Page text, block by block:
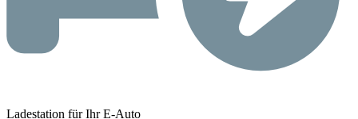
Ladestation für Ihr E-Auto